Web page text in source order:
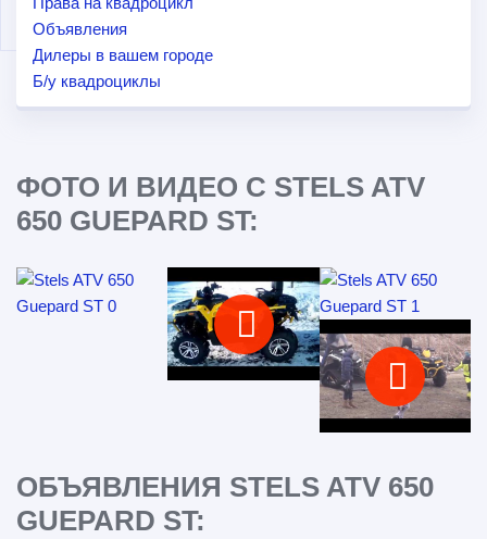
Объявления
Дилеры в вашем городе
Б/у квадроциклы
ФОТО И ВИДЕО С STELS ATV
650 GUEPARD ST:
ОБЪЯВЛЕНИЯ STELS ATV 650
GUEPARD ST: